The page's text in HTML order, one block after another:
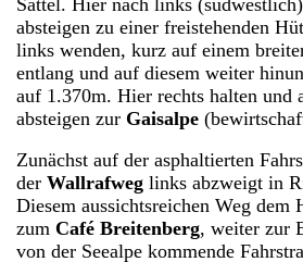
absteigen zu einer freistehenden
links wenden, kurz auf einem
entlang und auf diesem weiter
auf 1.370m. Hier rechts halten und
absteigen zur Gaisalpe
Zunächst auf der asphaltierten
derWallrafweg links abzweigt in
Diesem aussichtsreichen Weg dem
zumCafé Breitenberg, weiter zur
von der Seealpe kommende